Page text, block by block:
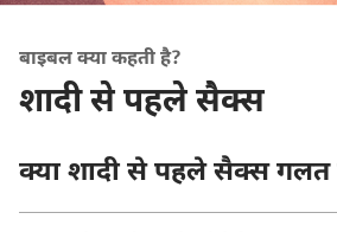
बाइबल क्या कहती है?
शादी से पहले सैक्स
क्या शादी से पहले सैक्स गलत